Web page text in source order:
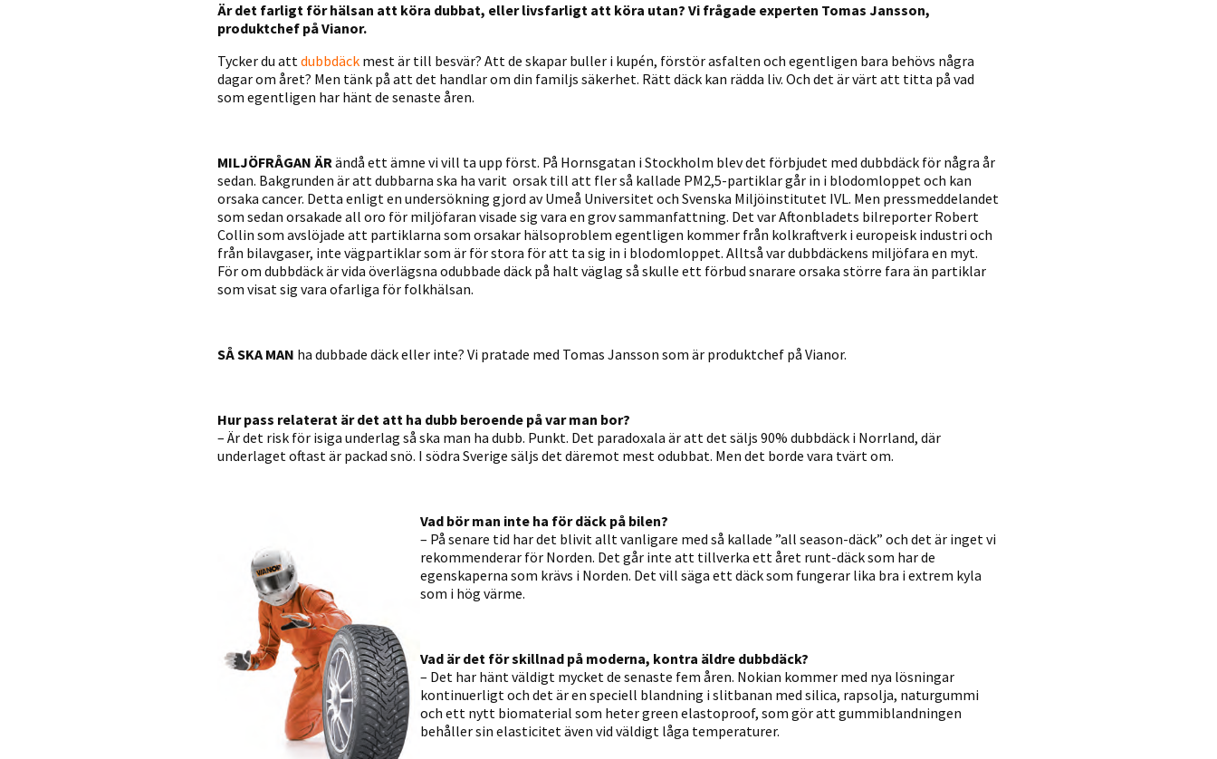
Är det farligt för hälsan att köra dubbat, eller livsfarligt att köra utan? Vi frågade experten Tomas Jansson,
produktchef på Vianor.
Tycker du attdubbdäckmest är till besvär? Att de skapar buller i kupén, förstör asfalten och egentligen bara behövs några
dagar om året? Men tänk på att det handlar om din familjs säkerhet. Rätt däck kan rädda liv. Och det är värt att titta på vad
som egentligen har hänt de senaste åren.
MILJÖFRÅGAN ÄRändå ett ämne vi vill ta upp först. På Hornsgatan i Stockholm blev det förbjudet med dubbdäck för några år
sedan. Bakgrunden är att dubbarna ska ha varit orsak till att fler så kallade PM2,5-partiklar går in i blodomloppet och kan
orsaka cancer. Detta enligt en undersökning gjord av Umeå Universitet och Svenska Miljöinstitutet IVL. Men pressmeddelandet
som sedan orsakade all oro för miljöfaran visade sig vara en grov sammanfattning. Det var Aftonbladets bilreporter Robert
Collin som avslöjade att partiklarna som orsakar hälsoproblem egentligen kommer från kolkraftverk i europeisk industri och
från bilavgaser, inte vägpartiklar som är för stora för att ta sig in i blodomloppet. Alltså var dubbdäckens miljöfara en myt.
För om dubbdäck är vida överlägsna odubbade däck på halt väglag så skulle ett förbud snarare orsaka större fara än partiklar
som visat sig vara ofarliga för folkhälsan.
SÅ SKA MAN ha dubbade däck eller inte? Vi pratade med Tomas Jansson som är produktchef på Vianor.
Hur pass relaterat är det att ha dubb beroende på var man bor?
– Är det risk för isiga underlag så ska man ha dubb. Punkt. Det paradoxala är att det säljs 90% dubbdäck i Norrland, där
underlaget oftast är packad snö. I södra Sverige säljs det däremot mest odubbat. Men det borde vara tvärt om.
Vad bör man inte ha för däck på bilen?
– På senare tid har det blivit allt vanligare med så kallade ”all season-däck” och det är inget vi
rekommenderar för Norden. Det går inte att tillverka ett året runt-däck som har de
egenskaperna som krävs i Norden. Det vill säga ett däck som fungerar lika bra i extrem kyla
som i hög värme.
Vad är det för skillnad på moderna, kontra äldre dubbdäck?
– Det har hänt väldigt mycket de senaste fem åren. Nokian kommer med nya lösningar
kontinuerligt och det är en speciell blandning i slitbanan med silica, rapsolja, naturgummi
och ett nytt biomaterial som heter green elastoproof, som gör att gummiblandningen
behåller sin elasticitet även vid väldigt låga temperaturer.